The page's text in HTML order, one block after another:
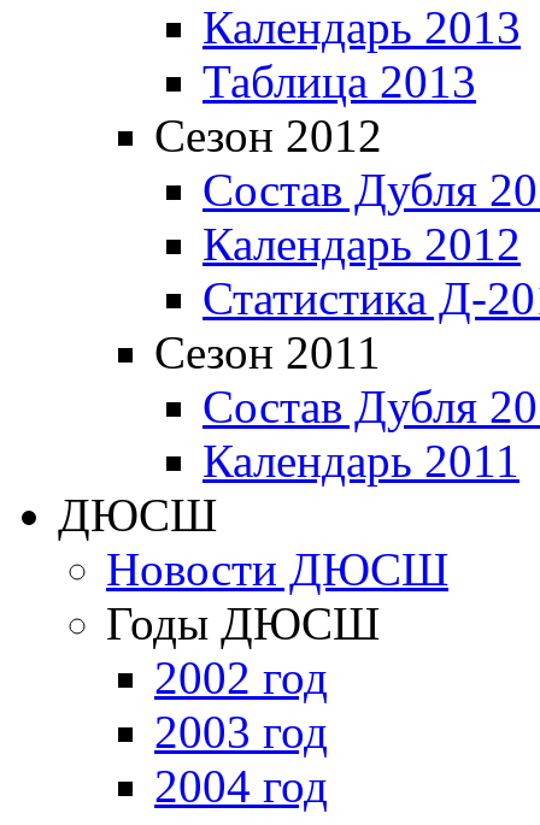
Календарь 2013
Таблица 2013
Сезон 2012
Состав Дубля
Календарь 2012
Статистика Д-
Сезон 2011
Состав Дубля
Календарь 2011
ДЮСШ
Новости ДЮСШ
Годы ДЮСШ
2002 год
2003 год
2004 год